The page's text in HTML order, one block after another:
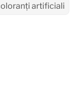
artificiali